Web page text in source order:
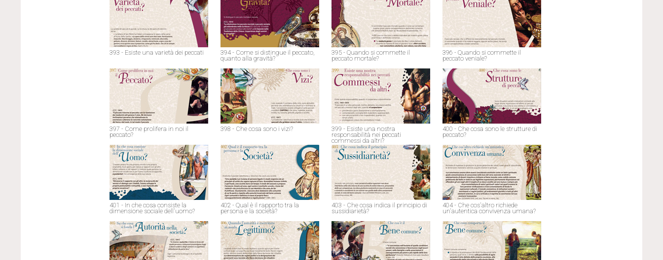
393 - Esiste una varietà dei peccati
394 - Come si distingue il peccato,
quanto alla gravità?
395 - Quando si commette il
peccato mortale?
396 - Quando si commette il
peccato veniale?
397 - Come prolifera in noi il
peccato?
398 - Che cosa sono i vizi?
399 - Esiste una nostra
responsabilità nei peccati
commessi da altri?
400 - Che cosa sono le strutture di
peccato?
401 - In che cosa consiste la
dimensione sociale dell'uomo?
402 - Qual è il rapporto tra la
persona e la società?
403 - Che cosa indica il principio di
sussidiarietà?
404 - Che cos'altro richiede
un'autentica convivenza umana?